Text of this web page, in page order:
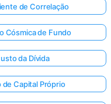
de Correlação
Cósmica de Fundo
da Dívida
Capital Próprio